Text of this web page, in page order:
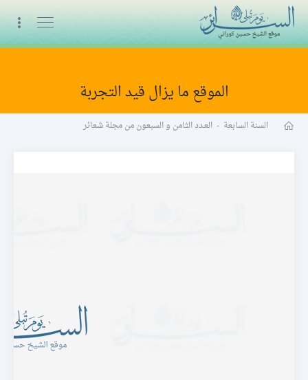
البث المباشر
الموقع ما يزال قيد التجربة
السنة السابعة - العـدد الثامن و السبعون من مجلة شعائر